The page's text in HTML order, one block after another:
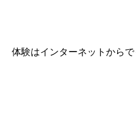
体験はインターネットからで